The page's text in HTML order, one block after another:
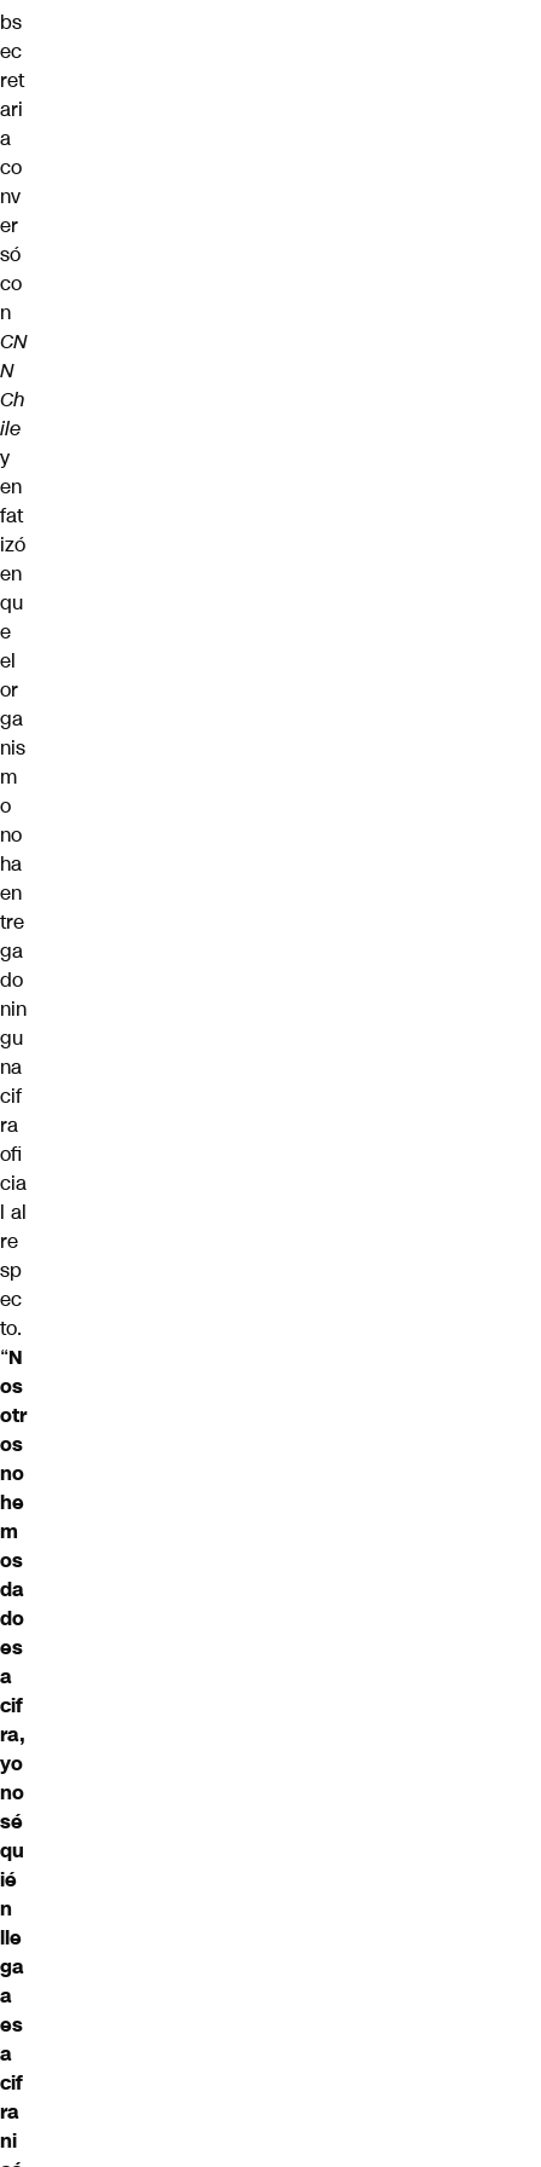
bs
ec
ret
ari
a
co
nv
er
só
co
n
CN
N
Ch
ile
y
en
fat
izó
en
qu
e
el
or
ga
nis
m
o
no
ha
en
tre
ga
do
nin
gu
na
cif
ra
ofi
cia
l al
re
sp
ec
to.
“N
os
otr
os
no
he
m
os
da
do
es
a
cif
ra,
yo
no
sé
qu
ié
n
lle
ga
a
es
a
cif
ra
ni